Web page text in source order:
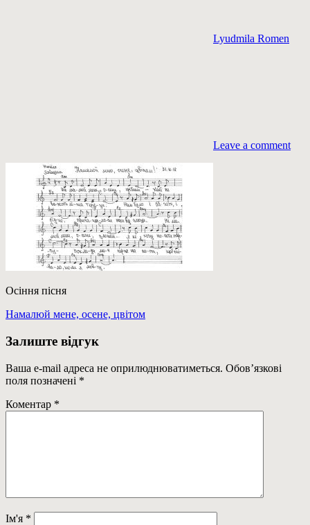
Lyudmila Romen
Leave a comment
Осіння пісня
Навігація
записів
Previous
Намалюй мене, осене, цвітом
Залиште відгук
Ваша e-mail адреса не оприлюднюватиметься. Обов’язкові
поля позначені *
Коментар *
Ім'я *